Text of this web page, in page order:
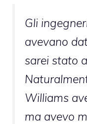
Gli
avevano
sarei stato
Williams
ma avevo